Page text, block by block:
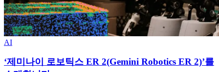
AI
‘제미나이 로보틱스 ER 2(Gemini Robotics ER 2)’를